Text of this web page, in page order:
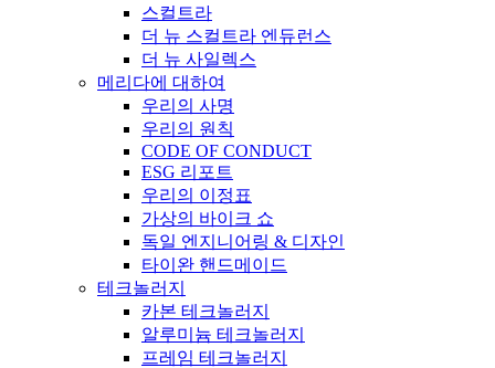
스컬트라
더 뉴 스컬트라 엔듀런스
더 뉴 사일렉스
메리다에 대하여
우리의 사명
우리의 원칙
CODE OF CONDUCT
ESG 리포트
우리의 이정표
가상의 바이크 쇼
독일 엔지니어링 & 디자인
타이완 핸드메이드
테크놀러지
카본 테크놀러지
알루미늄 테크놀러지
프레임 테크놀러지